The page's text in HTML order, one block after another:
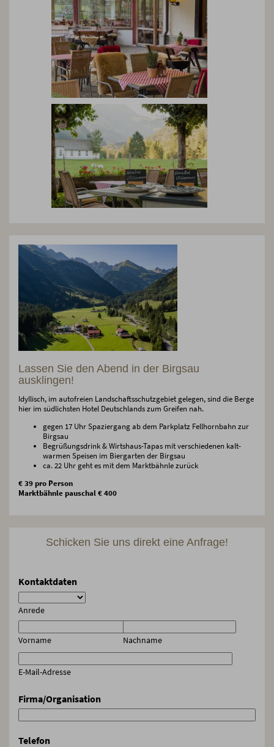
Lassen Sie den Abend in der Birgsau
ausklingen!
Idyllisch, im autofreien Landschaftsschutzgebiet gelegen, sind die Berge
hier im südlichsten Hotel Deutschlands zum Greifen nah.
gegen 17 Uhr Spaziergang ab dem Parkplatz Fellhornbahn zur
Birgsau
Begrüßungsdrink & Wirtshaus-Tapas mit verschiedenen kalt-
warmen Speisen im Biergarten der Birgsau
ca. 22 Uhr geht es mit dem Marktbähnle zurück
€ 39 pro Person
Marktbähnle pauschal € 400
Schicken Sie uns direkt eine Anfrage!
Kontaktdaten
Anrede
Vorname Nachname
E-Mail-Adresse
Firma/Organisation
Telefon